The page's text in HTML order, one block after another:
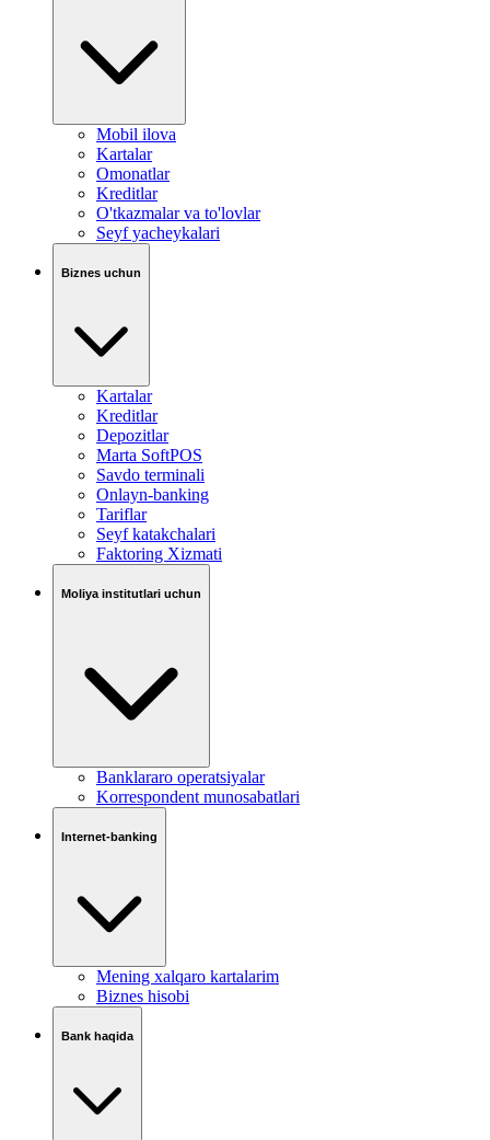
Mobil ilova
Kartalar
Omonatlar
Kreditlar
O'tkazmalar va to'lovlar
Seyf yacheykalari
Biznes uchun
Kartalar
Kreditlar
Depozitlar
Marta SoftPOS
Savdo terminali
Onlayn-banking
Tariflar
Seyf katakchalari
Faktoring Xizmati
Moliya institutlari uchun
Banklararo operatsiyalar
Korrespondent munosabatlari
Internet-banking
Mening xalqaro kartalarim
Biznes hisobi
Bank haqida